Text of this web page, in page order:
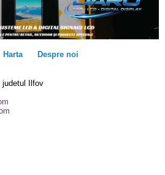
Harta Despre noi
judetul Ilfov